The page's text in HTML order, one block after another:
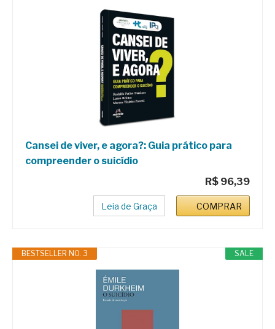
Cansei de viver, e agora?: Guia prático para
compreender o suicídio
R$ 96,39
Leia de Graça COMPRAR
SALE
BESTSELLER NO. 3